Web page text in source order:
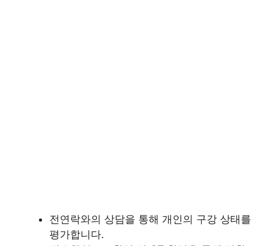
전연락와의 상담을 통해 개인의 구강 상태를
평가합니다.